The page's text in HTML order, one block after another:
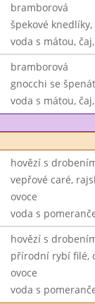
bramborová
špekové
voda s mátou,
bramborová
gnocchi se
voda s mátou,
hovězí s
vepřové caré,
ovoce
voda s
hovězí s
přírodní rybí filé,
ovoce
voda s